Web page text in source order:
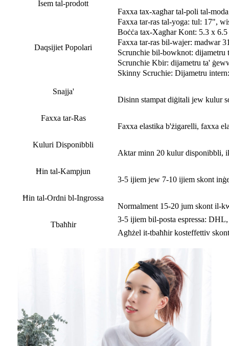
Isem tal-prodott
Faxxa tax-xagħar tal-poli tal-moda
Daqsijiet Popolari
Faxxa tar-ras tal-yoga: tul: 17",
Boċċa tax-Xagħar Kont: 5.3 x
Faxxa tar-ras bil-wajer: madwar
Scrunchie bil-bowknot:
Scrunchie Kbir: dijametru ta'
Skinny Scruchie: Dijametru
Snajja'
Disinn stampat diġitali jew kulur
Faxxa tar-Ras
Faxxa elastika b'żigarelli, faxxa
Kuluri Disponibbli
Aktar minn 20 kulur disponibbli,
Ħin tal-Kampjun
3-5 ijiem jew 7-10 ijiem skont
Ħin tal-Ordni bl-Ingrossa
Normalment 15-20 jum skont il-
Tbaħħir
3-5 ijiem bil-posta espressa:
Agħżel it-tbaħħir kosteffettiv